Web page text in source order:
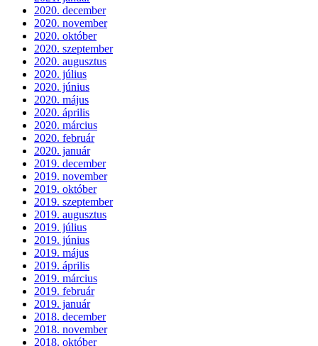
2020. december
2020. november
2020. október
2020. szeptember
2020. augusztus
2020. július
2020. június
2020. május
2020. április
2020. március
2020. február
2020. január
2019. december
2019. november
2019. október
2019. szeptember
2019. augusztus
2019. július
2019. június
2019. május
2019. április
2019. március
2019. február
2019. január
2018. december
2018. november
2018. október